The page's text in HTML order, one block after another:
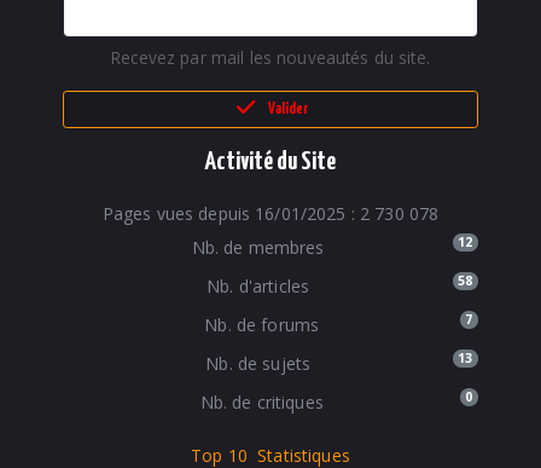
Recevez par mail les nouveautés du site.
Valider
Activité du Site
Pages vues depuis 16/01/2025 : 2 730 078
Nb. de membres
12
Nb. d'articles 58
Nb. de forums 7
Nb. de sujets 13
Nb. de critiques 0
Top 10 Statistiques